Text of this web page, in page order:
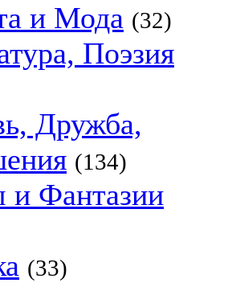
и Мода (32)
Поэзия
Дружба,
(134)
Фантазии
(33)